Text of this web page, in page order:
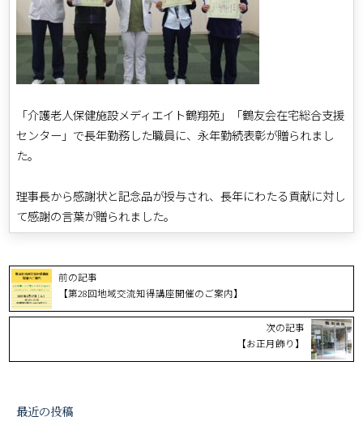
「介護老人保健施設メディエイト鶴翔苑」「鶴友会在宅総合支援
センター」で長年勤務した職員に、永年勤続表彰が贈られまし
た。
理事長から感謝状と記念品が授与され、長年にわたる貢献に対し
て感謝の言葉が贈られました。
前の記事
【第28回地域交流知得講座開催のご案内】
次の記事
【お正月飾り】
最近の投稿